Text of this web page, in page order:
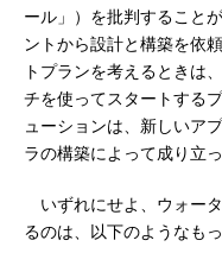
ール」）を批判すること
ントから設計と構築を依
トプランを考えるときは
チを使ってスタートする
ューションは、新しいア
ラの構築によって成り立っ
いずれにせよ、ウォー
るのは、以下のようなも